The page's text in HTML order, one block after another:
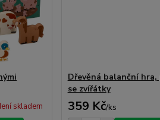
skladem
Dřevěná balanční hra,
se zvířátky
359 Kč/ks